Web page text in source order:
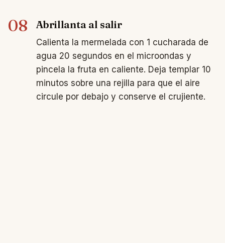
08 Abrillanta al salir
Calienta la mermelada con 1 cucharada de
agua 20 segundos en el microondas y
pincela la fruta en caliente. Deja templar 10
minutos sobre una rejilla para que el aire
circule por debajo y conserve el crujiente.